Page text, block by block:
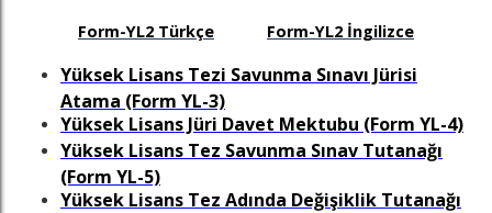
Form-YL2 Türkçe Form-YL2 İngilizce
Yüksek Lisans Tezi Savunma Sınavı Jürisi
Atama (Form YL-3)
Yüksek Lisans Jüri Davet Mektubu (Form YL-4)
Yüksek Lisans Tez Savunma Sınav Tutanağı
(Form YL-5)
Yüksek Lisans Tez Adında Değişiklik Tutanağı